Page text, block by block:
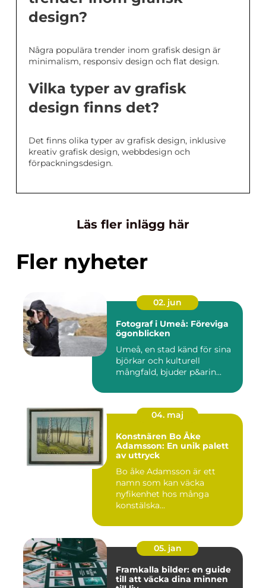
design?
Några populära trender inom grafisk design är
minimalism, responsiv design och flat design.
Vilka typer av grafisk
design finns det?
Det finns olika typer av grafisk design, inklusive
kreativ grafisk design, webbdesign och
förpackningsdesign.
Läs fler inlägg här
Fler nyheter
02. jun
Fotograf i Umeå: Föreviga
ögonblicken
Umeå, en stad känd för sina
björkar och kulturell
mångfald, bjuder p&arin...
04. maj
Konstnären Bo Åke
Adamsson: En unik palett
av uttryck
Bo åke Adamsson är ett
namn som kan väcka
nyfikenhet hos många
konstälska...
05. jan
Framkalla bilder: en guide
till att väcka dina minnen